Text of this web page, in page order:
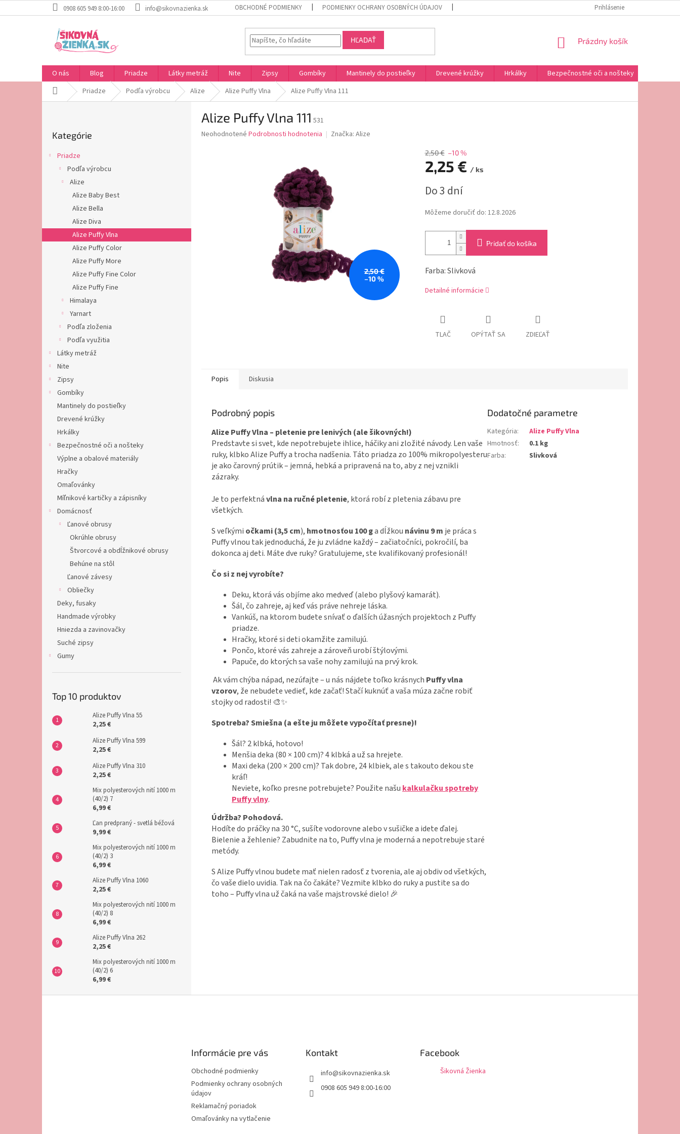
na
0908 605 949 8:00-16:00 info@sikovnazienka.sk OBCHODNÉ PODMIENKY PODMIENKY OCHRANY OSOBNÝCH ÚDAJOV OMAĽOVÁNKY NA VYTLAČENIE
Prihlásenie
HĽADAŤ
NÁKUPNÝ
Prázdny košík
O nás Blog Priadze Látky metráž Nite Zipsy Gombíky Mantinely do postieľky Drevené krúžky Hrkálky Bezpečnostné oči a nošteky
DomovPriadze Podľa výrobcu Alize Alize Puffy Vlna Alize Puffy Vlna 111
kategórie
Kategórie
Priadze
Podľa výrobcu
Alize
Alize Baby Best
Alize Bella
Alize Diva
Alize Puffy Vlna
Alize Puffy Color
Alize Puffy More
Alize Puffy Fine Color
Alize Puffy Fine
Himalaya
Yarnart
Podľa zloženia
Podľa využitia
Látky metráž
Nite
Zipsy
Gombíky
Mantinely do postieľky
Drevené krúžky
Hrkálky
Bezpečnostné oči a nošteky
Výplne a obalové materiály
Hračky
Omaľovánky
Míľnikové kartičky a zápisníky
Domácnosť
Ľanové obrusy
Okrúhle obrusy
Štvorcové a obdĺžnikové obrusy
Behúne na stôl
Ľanové závesy
Obliečky
Deky, fusaky
Handmade výrobky
Hniezda a zavinovačky
Suché zipsy
Gumy
Top 10 produktov
Alize Puffy Vlna 55
2,25 €
Alize Puffy Vlna 599
2,25 €
Alize Puffy Vlna 310
2,25 €
Mix polyesterových nití 1000 m
(40/2) 7
6,99 €
Ľan predpraný - svetlá béžová
9,99 €
Mix polyesterových nití 1000 m
(40/2) 3
6,99 €
Alize Puffy Vlna 1060
2,25 €
Mix polyesterových nití 1000 m
(40/2) 8
6,99 €
Alize Puffy Vlna 262
2,25 €
Mix polyesterových nití 1000 m
(40/2) 6
6,99 €
Alize Puffy Vlna 111 531
Priemerné
Neohodnotené Podrobnosti hodnotenia Značka: Alize
2,50 €
–10 %
2,50 € –10 %
2,25 € / ks
cena:
Do 3 dní
Môžeme doručiť do: 12.8.2026
Pridať do košíka
Farba: Slivková
Detailné informácie
TLAČ OPÝTAŤ SA ZDIEĽAŤ
Popis Diskusia
Podrobný popis
Alize Puffy Vlna – pletenie pre lenivých (ale šikovných!)
Predstavte si svet, kde nepotrebujete ihlice, háčiky ani zložité návody. Len vaše
ruky, klbko Alize Puffy a trocha nadšenia. Táto priadza zo 100% mikropolyesteru
je ako čarovný prútik – jemná, hebká a pripravená na to, aby z nej vznikli
zázraky.
Je to perfektnávlna na ručné pletenie, ktorá robí z pletenia zábavu pre
všetkých.
S veľkými očkami (3,5 cm), hmotnosťou 100 ga dĺžkou návinu 9 m je práca s
Puffy vlnou tak jednoduchá, že ju zvládne každý – začiatočníci, pokročilí, ba
dokonca aj deti. Máte dve ruky? Gratulujeme, ste kvalifikovaný profesionál!
Čo si z nej vyrobíte?
Deku, ktorá vás objíme ako medveď (alebo plyšový kamarát).
Šál, čo zahreje, aj keď vás práve nehreje láska.
Vankúš, na ktorom budete snívať o ďalších úžasných projektoch z Puffy
priadze.
Hračky, ktoré si deti okamžite zamilujú.
Pončo, ktoré vás zahreje a zároveň urobí štýlovými.
Papuče, do ktorých sa vaše nohy zamilujú na prvý krok.
Ak vám chýba nápad, nezúfajte – u nás nájdete toľko krásnych Puffy vlna
vzorov, že nebudete vedieť, kde začať! Stačí kuknúť a vaša múza začne robiť
stojky od radosti! 🎨✨
Spotreba? Smiešna (a ešte ju môžete vypočítať presne)!
Šál? 2 klbká, hotovo!
Menšia deka (80 × 100 cm)? 4 klbká a už sa hrejete.
Maxi deka (200 × 200 cm)? Tak dobre, 24 klbiek, ale s takouto dekou ste
kráľ!
Neviete, koľko presne potrebujete? Použite našu kalkulačku spotreby
Puffy vlny.
Údržba? Pohodová.
Hodíte do práčky na 30 °C, sušíte vodorovne alebo v sušičke a idete ďalej.
Bielenie a žehlenie? Zabudnite na to, Puffy vlna je moderná a nepotrebuje staré
metódy.
S Alize Puffy vlnou budete mať nielen radosť z tvorenia, ale aj obdiv od všetkých,
čo vaše dielo uvidia. Tak na čo čakáte? Vezmite klbko do ruky a pustite sa do
toho – Puffy vlna už čaká na vaše majstrovské dielo! 🎉
Dodatočné parametre
Kategória:
Alize Puffy Vlna
Hmotnosť:
0.1 kg
Farba: Slivková
Informácie pre vás
Obchodné podmienky
Podmienky ochrany osobných
údajov
Reklamačný poriadok
Omaľovánky na vytlačenie
Kontakt
info@sikovnazienka.sk
0908 605 949 8:00-16:00
Facebook
Šikovná Žienka